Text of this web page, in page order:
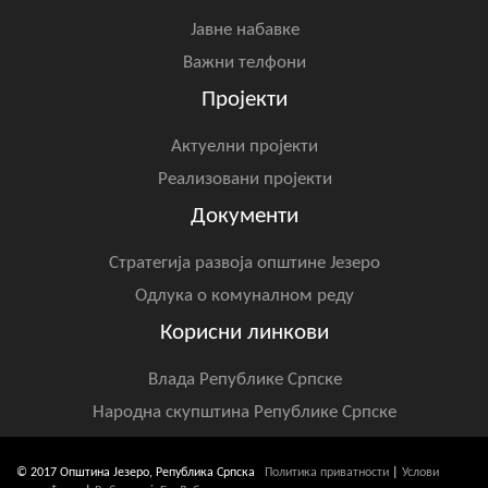
Јавне набавке
Важни телфони
Пројекти
Актуелни пројекти
Реализовани пројекти
Документи
Стратегија развоја општине Језеро
Одлука о комуналном реду
Корисни линкови
Влада Републике Српске
Народна скупштина Републике Српске
© 2017 Општина Језеро, Република Српска Политика приватности
Услови